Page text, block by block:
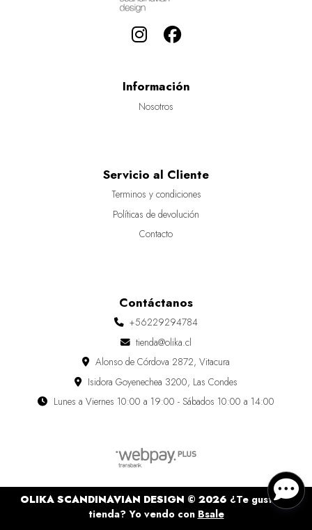
Información
Nosotros
Servicio al Cliente
Terminos y condiciones
Políticas de devolución
Contacto
Contáctanos
+56229294784
tienda@olika.cl
Alonso de Córdova 2872, Vitacura
Isidora Goyenechea 3200, Las Condes
Lunes a Viernes 10:00 a 19:00 - Sábados 10:00 a 14:00
OLIKA SCANDINAVIAN DESIGN © 2026 ¿Te gusta mi
tienda? Yo vendo con Bsale